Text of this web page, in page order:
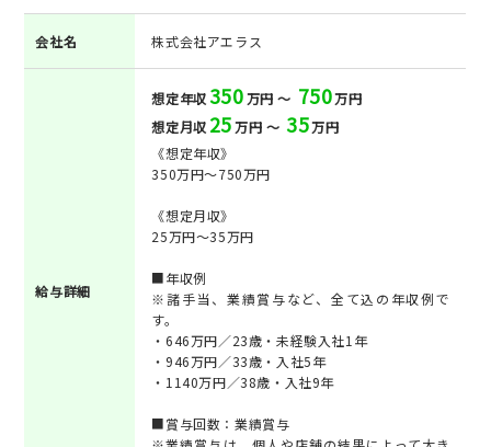
会社名 株式会社アエラス
給与詳細
想定年収350万円 ～ 750万円
想定月収 25万円 ～ 35万円
《想定年収》
350万円～750万円
《想定月収》
25万円～35万円
■年収例
※諸手当、業績賞与など、全て込の年収例で
す。
・646万円／23歳・未経験入社1年
・946万円／33歳・入社5年
・1140万円／38歳・入社9年
■賞与回数：業績賞与